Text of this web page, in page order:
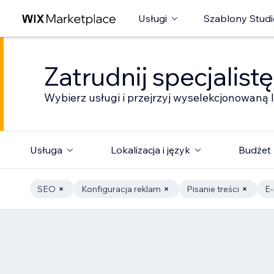
Usługi Szablony
Zatrudnij
Wybierz usługi i przejrzyj
Usługa Lokalizacja i język Budżet
SEO Konfiguracja reklam Pisanie treści